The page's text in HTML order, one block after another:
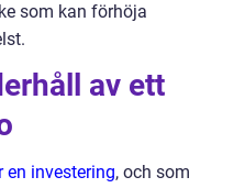
som kan förhöja
av ett
investering, och som